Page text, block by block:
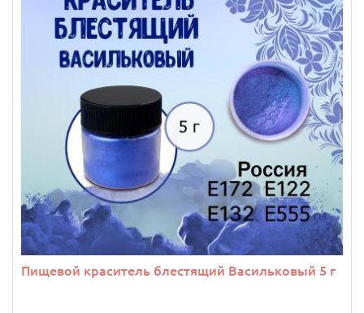
Пищевой краситель блестящий Васильковый 5 г